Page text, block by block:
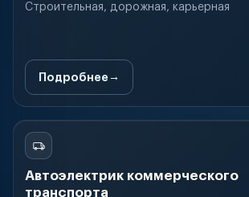
Строительная, дорожная, карьерная
Подробнее
Автоэлектрик коммерческого
транспорта